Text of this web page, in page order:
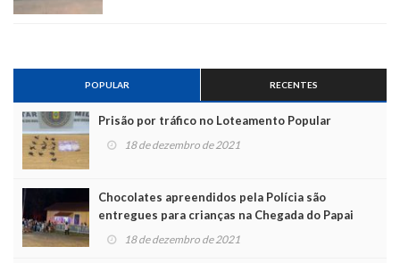
POPULAR RECENTES
Prisão por tráfico no Loteamento Popular
18 de dezembro de 2021
Chocolates apreendidos pela Polícia são
entregues para crianças na Chegada do Papai
Noel 18 de dezembro de 2021